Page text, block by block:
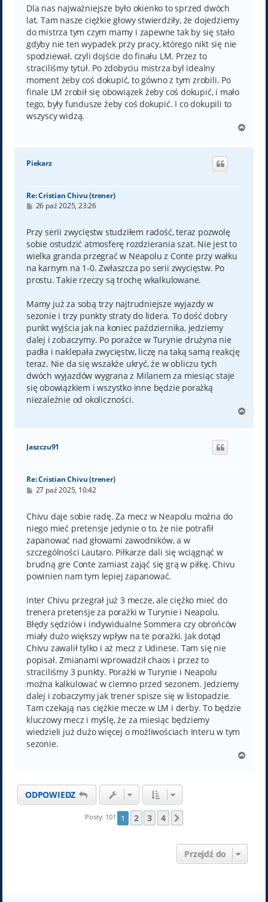
t
Dla nas najważniejsze było okienko to sprzed dwóch
lat. Tam nasze ciężkie głowy stwierdziły, że dojedziemy
do mistrza tym czym mamy i zapewne tak by się stało
gdyby nie ten wypadek przy pracy, którego nikt się nie
spodziewał, czyli dojście do finału LM. Przez to
straciliśmy tytuł. Po zdobyciu mistrza byl idealny
moment żeby coś dokupić, to gówno z tym zrobili. Po
finale LM zrobił się obowiązek żeby coś dokupić, i mało
tego, były fundusze żeby coś dokupić. I co dokupili to
wszyscy widzą.
g
Piekarz
Re: Cristian Chivu (trener)
P
t
26 paź 2025, 23:26
Przy serii zwycięstw studziłem radość, teraz pozwolę
sobie ostudzić atmosferę rozdzierania szat. Nie jest to
wielka granda przegrać w Neapolu z Conte przy wałku
na karnym na 1-0. Zwłaszcza po serii zwycięstw. Po
prostu. Takie rzeczy są trochę wkalkulowane.
Mamy już za sobą trzy najtrudniejsze wyjazdy w
sezonie i trzy punkty straty do lidera. To dość dobry
punkt wyjścia jak na koniec października, jedziemy
dalej i zobaczymy. Po porażce w Turynie drużyna nie
padła i naklepała zwycięstw, liczę na taką samą reakcję
teraz. Nie da się wszakże ukryć, że w obliczu tych
dwóch wyjazdów wygrana z Milanem za miesiąc staje
się obowiązkiem i wszystko inne będzie porażką
niezależnie od okoliczności.
g
Jaszczu91
Re: Cristian Chivu (trener)
P
t
27 paź 2025, 10:42
Chivu daje sobie radę. Za mecz w Neapolu można do
niego mieć pretensje jedynie o to, że nie potrafił
zapanować nad głowami zawodników, a w
szczególności Lautaro. Piłkarze dali się wciągnąć w
brudną gre Conte zamiast zająć się grą w piłkę. Chivu
powinien nam tym lepiej zapanować.
Inter Chivu przegrał już 3 mecze, ale ciężko mieć do
trenera pretensje za porażki w Turynie i Neapolu.
Błędy sędziów i indywidualne Sommera czy obrońców
miały dużo większy wpływ na te porażki. Jak dotąd
Chivu zawalił tylko i aż mecz z Udinese. Tam się nie
popisał. Zmianami wprowadził chaos i przez to
straciliśmy 3 punkty. Porażki w Turynie i Neapolu
można kalkulować w ciemno przed sezonem. Jedziemy
dalej i zobaczymy jak trener spisze się w listopadzie.
Tam czekają nas ciężkie mecze w LM i derby. To będzie
kluczowy mecz i myślę, że za miesiąc będziemy
wiedzieli już dużo więcej o możliwościach Interu w tym
sezonie.
ODPOWIEDZ
Posty: 101 1 2 3 4
Przejdź do